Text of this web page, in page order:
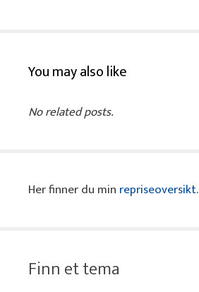
You may also like
No related posts.
Her finner du min repriseoversikt.
Finn et tema